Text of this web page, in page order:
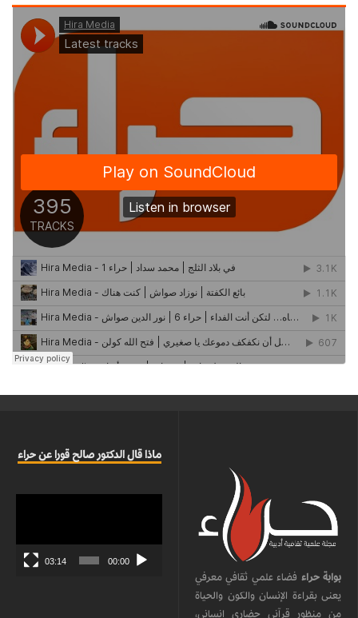
بوابة حراء فضاء علمي ثقافي معرفي
يعنى بقراءة الإنسان والكون والحياة
من منظور قرآني حضاري إنساني،
ماذا قال الدكتور صالح قورا عن حراء
00:00
03:14